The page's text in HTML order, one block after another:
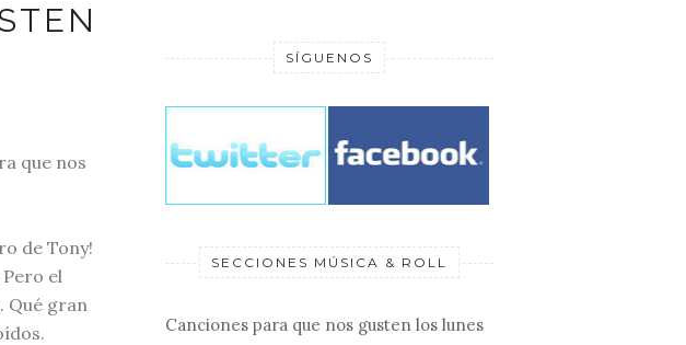
que nos
de Tony!
el
Qué gran
SÍGUENOS
SECCIONES MÚSICA & ROLL
Canciones para que nos gusten los lunes